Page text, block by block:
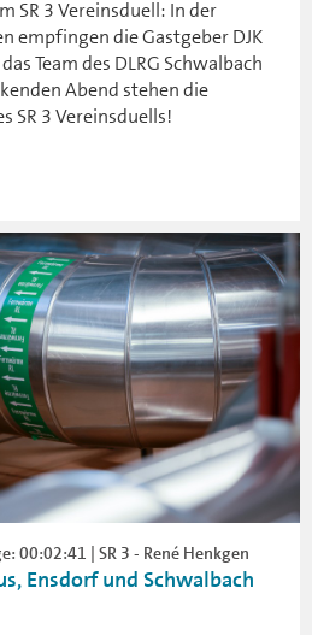
SR 3 Vereinsduell: In der
empfingen die Gastgeber DJK
Team des DLRG Schwalbach
Abend stehen die
SR 3 Vereinsduells!
00:02:41 | SR 3 - René Henkgen
Ensdorf und Schwalbach